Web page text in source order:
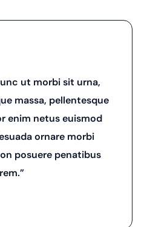
ut morbi sit urna,
massa, pellentesque
enim netus euismod
ornare morbi
posuere penatibus